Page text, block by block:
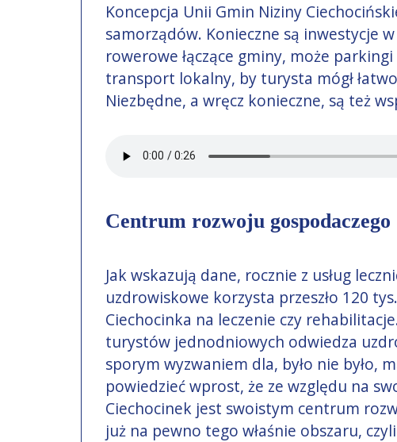
Koncepcja Unii Gmin Niziny
samorządów. Konieczne są inwestycje
rowerowe łączące gminy, może
transport lokalny, by turysta mógł
Niezbędne, a wręcz konieczne, są też
Centrum rozwoju gospodaczego
Jak wskazują dane, rocznie z usług
uzdrowiskowe korzysta przeszło 120
Ciechocinka na leczenie czy
turystów jednodniowych odwiedza
sporym wyzwaniem dla, było nie było,
powiedzieć wprost, że ze względu na
Ciechocinek jest swoistym centrum
już na pewno tego właśnie obszaru,